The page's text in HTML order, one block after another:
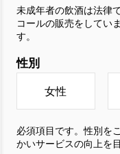
未成年者の飲酒は法律
コールの販売をしてい
す。
性別
女性
必須項目です。性別を
かいサービスの向上を